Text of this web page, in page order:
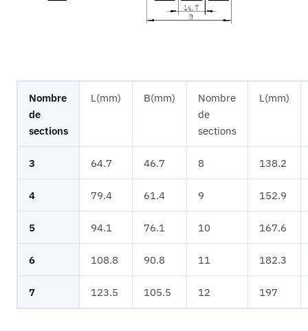
Nombre
de
sections
L(mm) B(mm)
Nombre
de
sections
L(mm)
3 64.7 46.7 8 138.2
4 79.4 61.4 9 152.9
5 94.1 76.1 10 167.6
6 108.8 90.8 11 182.3
7 123.5 105.5 12 197